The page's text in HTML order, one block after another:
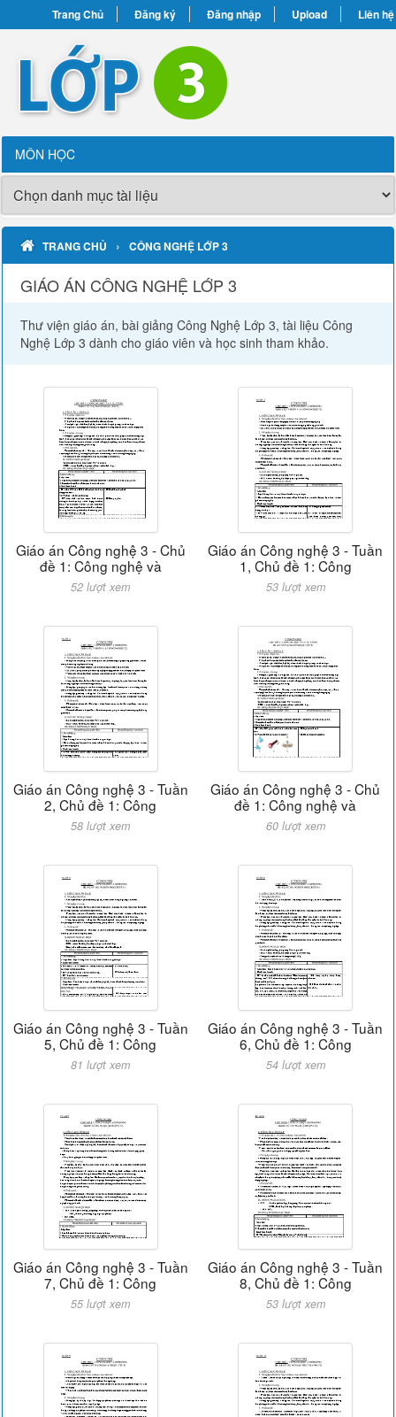
Trang Chủ Đăng ký Đăng nhập Upload Liên hệ
MÔN HỌC
TRANG CHỦ › CÔNG NGHỆ LỚP 3
GIÁO ÁN CÔNG NGHỆ LỚP 3
Thư viện giáo án, bài giảng Công Nghệ Lớp 3, tài liệu Công
Nghệ Lớp 3 dành cho giáo viên và học sinh tham khảo.
Giáo án Công nghệ 3 - Chủ
đề 1: Công nghệ và
52 lượt xem
Giáo án Công nghệ 3 - Tuần
1, Chủ đề 1: Công
53 lượt xem
Giáo án Công nghệ 3 - Tuần
2, Chủ đề 1: Công
58 lượt xem
Giáo án Công nghệ 3 - Chủ
đề 1: Công nghệ và
60 lượt xem
Giáo án Công nghệ 3 - Tuần
5, Chủ đề 1: Công
81 lượt xem
Giáo án Công nghệ 3 - Tuần
6, Chủ đề 1: Công
54 lượt xem
Giáo án Công nghệ 3 - Tuần
7, Chủ đề 1: Công
55 lượt xem
Giáo án Công nghệ 3 - Tuần
8, Chủ đề 1: Công
53 lượt xem